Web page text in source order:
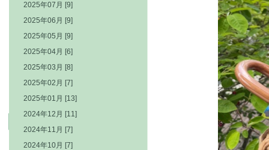
2025年07月 [9]
2025年06月 [9]
2025年05月 [9]
2025年04月 [6]
2025年03月 [8]
2025年02月 [7]
2025年01月 [13]
2024年12月 [11]
2024年11月 [7]
2024年10月 [7]